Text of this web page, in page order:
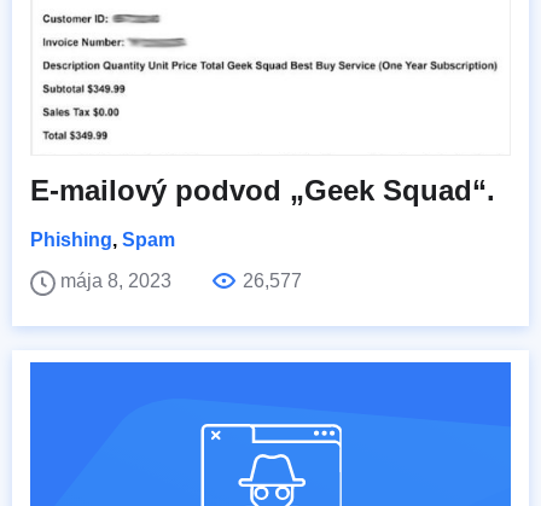
E-mailový podvod „Geek Squad“.
Phishing, Spam
mája 8, 2023
26,577